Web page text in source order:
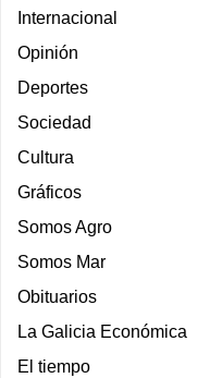
Internacional
Opinión
Deportes
Sociedad
Cultura
Gráficos
Somos Agro
Somos Mar
Obituarios
La Galicia Económica
El tiempo